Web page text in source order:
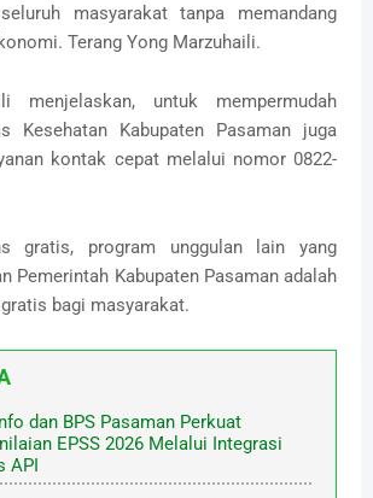
masyarakat tanpa memandang
Terang Yong Marzuhaili.
menjelaskan, untuk mempermudah
Kesehatan Kabupaten Pasaman juga
kontak cepat melalui nomor 0822-
gratis, program unggulan lain yang
Pemerintah Kabupaten Pasaman adalah
bagi masyarakat.
dan BPS Pasaman Perkuat
EPSS 2026 Melalui Integrasi
API